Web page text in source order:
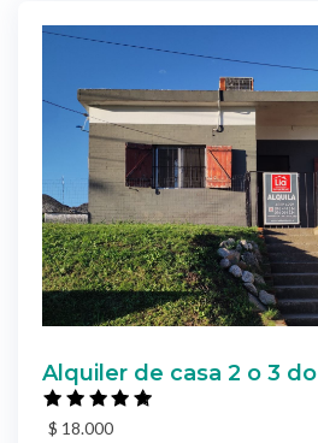
Alquiler de casa 2 o 3 do
$ 18.000